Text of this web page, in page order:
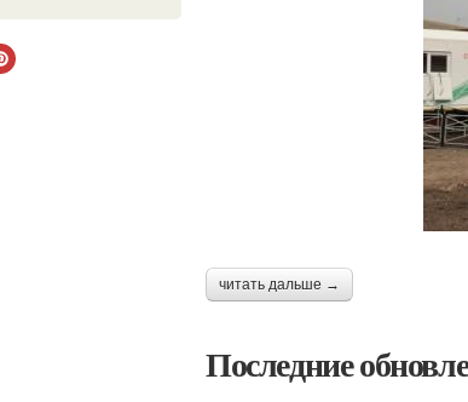
читать дальше →
Последние